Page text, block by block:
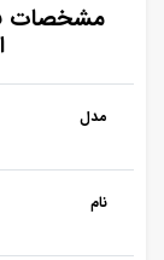
مشخصات
مدل
نام